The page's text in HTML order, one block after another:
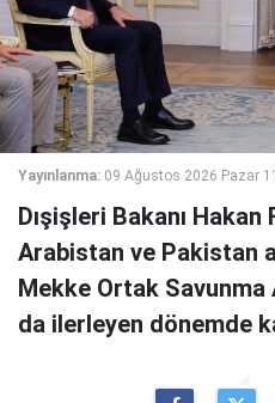
Yayınlanma: 09 Ağustos 2026 Pazar
Dışişleri Bakanı
Arabistan ve Pakistan
Mekke Ortak Savunma
da ilerleyen dönemde